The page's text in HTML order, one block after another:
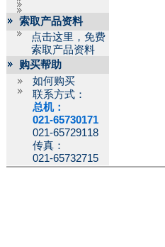
索取产品资料
点击这里，免费
索取产品资料
购买帮助
如何购买
联系方式：
总机：
021-65730171
021-65729118
传真：
021-65732715